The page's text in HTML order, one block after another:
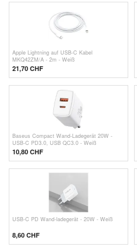
Apple Lightning auf USB-C Kabel
MKQ42ZM/A - 2m - Weiß
21,70 CHF
Baseus Compact Wand-Ladegerät 20W -
USB-C PD3.0, USB QC3.0 - Weiß
10,80 CHF
USB-C PD Wand-ladegerät - 20W - Weiß
8,60 CHF